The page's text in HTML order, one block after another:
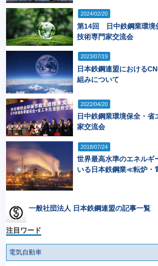
2024/02/20
第14回 日中鉄鋼業環境
技術専門家交流会
2023/07/19
日本鉄鋼連盟における
組みについて
2022/04/20
日中鉄鋼業環境保全・省
家交流会
2018/07/24
世界最高水準のエネルギ
いる日本鉄鋼業≪転炉
一般社団法人 日本鉄鋼連盟の記事一覧
注目ワード
電気自動車